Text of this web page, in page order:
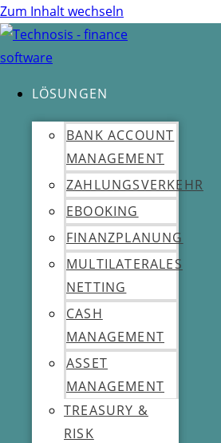
Zum Inhalt wechseln
LÖSUNGEN
BANK ACCOUNT
MANAGEMENT
ZAHLUNGSVERKEHR
EBOOKING
FINANZPLANUNG
MULTILATERALES
NETTING
CASH
MANAGEMENT
ASSET
MANAGEMENT
TREASURY &
RISK